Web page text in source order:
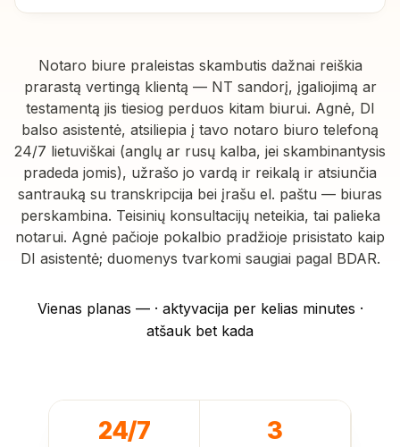
Notaro biure praleistas skambutis dažnai reiškia
prarastą vertingą klientą — NT sandorį, įgaliojimą ar
testamentą jis tiesiog perduos kitam biurui. Agnė, DI
balso asistentė, atsiliepia į tavo notaro biuro telefoną
24/7 lietuviškai (anglų ar rusų kalba, jei skambinantysis
pradeda jomis), užrašo jo vardą ir reikalą ir atsiunčia
santrauką su transkripcija bei įrašu el. paštu — biuras
perskambina. Teisinių konsultacijų neteikia, tai palieka
notarui. Agnė pačioje pokalbio pradžioje prisistato kaip
DI asistentė; duomenys tvarkomi saugiai pagal BDAR.
Vienas planas — · aktyvacija per kelias minutes ·
atšauk bet kada
24/7 3